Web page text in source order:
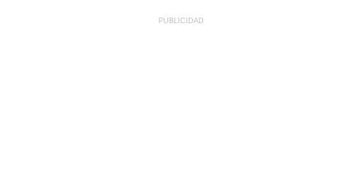
PUBLICIDAD